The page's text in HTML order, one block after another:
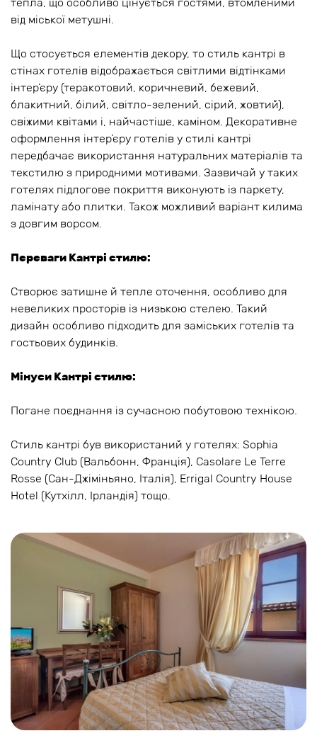
від міської метушні.
Що стосується елементів декору, то стиль кантрі в
стінах готелів відображається світлими відтінками
інтер’єру (теракотовий, коричневий, бежевий,
блакитний, білий, світло-зелений, сірий, жовтий),
свіжими квітами і, найчастіше, каміном. Декоративне
оформлення інтер’єру готелів у стилі кантрі
передбачає використання натуральних матеріалів та
текстилю з природними мотивами. Зазвичай у таких
готелях підлогове покриття виконують із паркету,
ламінату або плитки. Також можливий варіант килима
з довгим ворсом.
Переваги Кантрі стилю:
Створює затишне й тепле оточення, особливо для
невеликих просторів із низькою стелею. Такий
дизайн особливо підходить для заміських готелів та
гостьових будинків.
Мінуси Кантрі стилю:
Погане поєднання із сучасною побутовою технікою.
Стиль кантрі був використаний у готелях: Sophia
Country Club (Вальбонн, Франція), Casolare Le Terre
Rosse (Сан-Джіміньяно, Італія), Errigal Country House
Hotel (Кутхілл, Ірландія) тощо.